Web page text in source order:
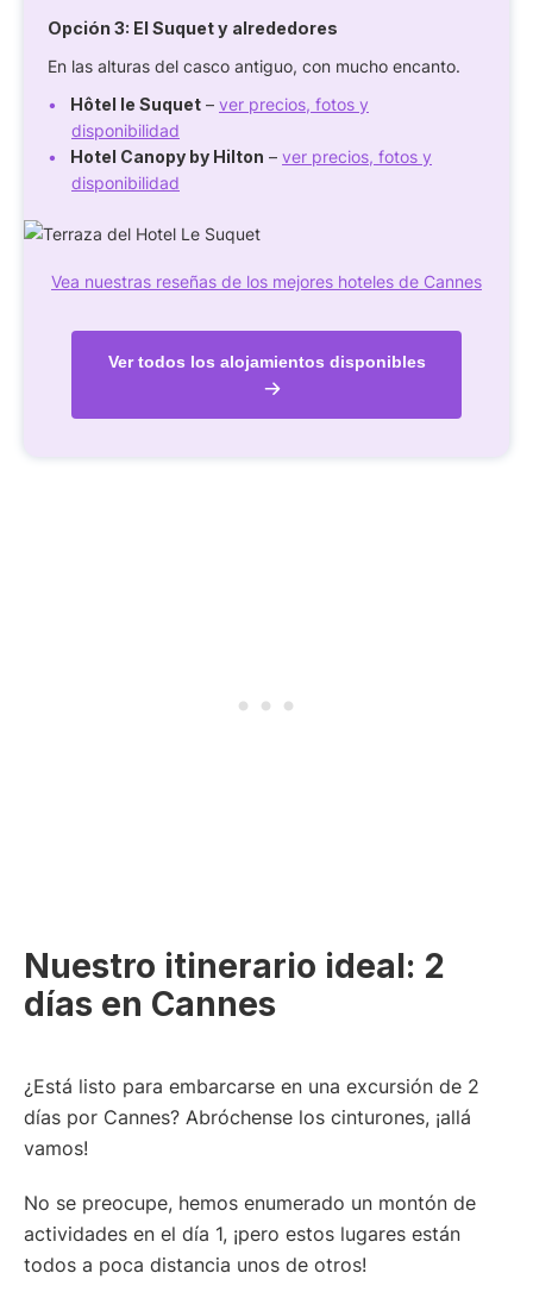
Opción 3: El Suquet y alrededores
En las alturas del casco antiguo, con mucho encanto.
Hôtel le Suquet – ver precios, fotos y
disponibilidad
Hotel Canopy by Hilton – ver precios, fotos y
disponibilidad
Vea nuestras reseñas de los mejores hoteles de Cannes
Ver todos los alojamientos disponibles
Nuestro itinerario ideal: 2
días en Cannes
¿Está listo para embarcarse en una excursión de 2
días por Cannes? Abróchense los cinturones, ¡allá
vamos!
No se preocupe, hemos enumerado un montón de
actividades en el día 1, ¡pero estos lugares están
todos a poca distancia unos de otros!